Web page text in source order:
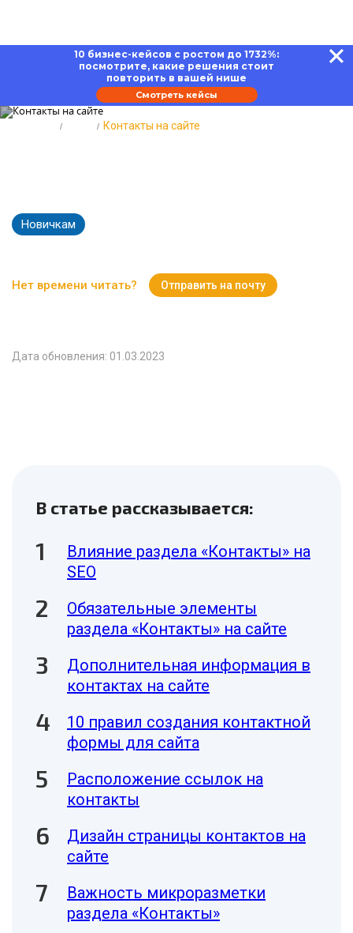
10 бизнес-кейсов с ростом до 1732%:
посмотрите, какие решения стоит
повторить в вашей нише
Смотреть кейсы
Контакты на сайте
Новичкам
Нет времени читать? Отправить на почту
Дата обновления: 01.03.2023
В статье рассказывается:
Влияние раздела «Контакты» на
SEO
Обязательные элементы
раздела «Контакты» на сайте
Дополнительная информация в
контактах на сайте
10 правил создания контактной
формы для сайта
Расположение ссылок на
контакты
Дизайн страницы контактов на
сайте
Важность микроразметки
раздела «Контакты»